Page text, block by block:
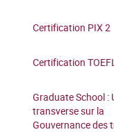
Certification PIX 2
Certification
Graduate School :
transverse sur la
Gouvernance des